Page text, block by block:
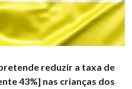
reduzir a taxa de
43%] nas crianças dos